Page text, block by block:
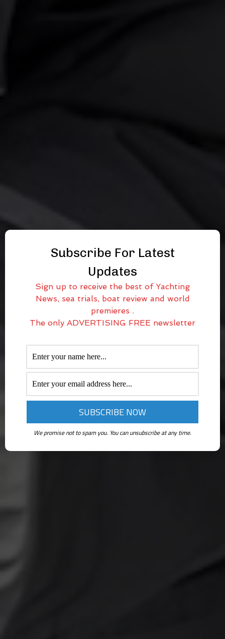
Subscribe For Latest
Updates
Sign up to receive the best of Yachting
News, sea trials, boat review and world
premieres .
The only ADVERTISING FREE newsletter
We promise not to spam you. You can unsubscribe at any time.